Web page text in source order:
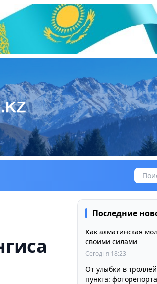
Последние
Как алматинская
своими силами
Сегодня 18:23
От улыбки в
пункта: